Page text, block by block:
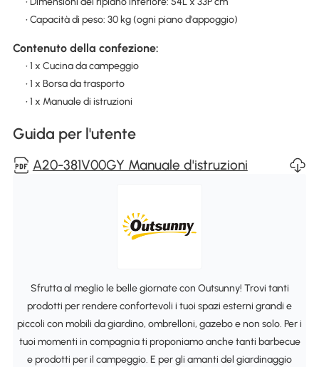
• Capacità di peso: 30 kg (ogni piano d'appoggio)
Contenuto della confezione:
• 1 x Cucina da campeggio
• 1 x Borsa da trasporto
• 1 x Manuale di istruzioni
Guida per l'utente
A20-381V00GY Manuale d'istruzioni
Sfrutta al meglio le belle giornate con Outsunny! Trovi tanti
prodotti per rendere confortevoli i tuoi spazi esterni grandi e
piccoli con mobili da giardino, ombrelloni, gazebo e non solo. Per i
tuoi momenti in compagnia ti proponiamo anche tanti barbecue
e prodotti per il campeggio. E per gli amanti del giardinaggio